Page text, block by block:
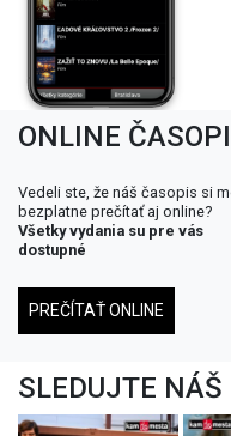
ONLINE
Vedeli ste, že náš časopis si
bezplatne prečítať aj online?
Všetky vydania su pre vás
dostupné
PREČÍTAŤ ONLINE
SLEDUJTE